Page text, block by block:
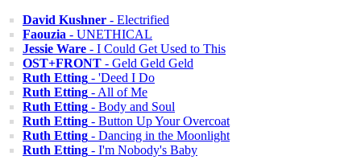
David Kushner - Electrified
Faouzia - UNETHICAL
Jessie Ware - I Could Get Used to This
OST+FRONT - Geld Geld Geld
Ruth Etting - 'Deed I Do
Ruth Etting - All of Me
Ruth Etting - Body and Soul
Ruth Etting - Button Up Your Overcoat
Ruth Etting - Dancing in the Moonlight
Ruth Etting - I'm Nobody's Baby